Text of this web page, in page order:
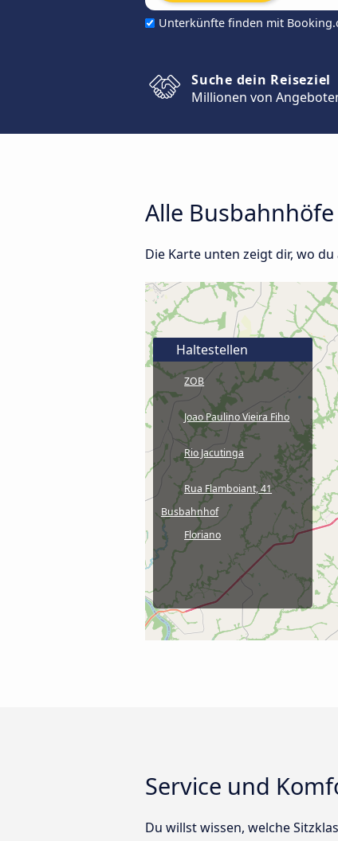
Unterkünfte finden mit
Suche dein Reiseziel
Millionen von
Alle
Die Karte unten zeigt dir, wo
Haltestellen
ZOB
Joao Paulino Vieira Fiho
Rio Jacutinga
Rua Flamboiant, 41
Busbahnhof
Floriano
Service und
Du willst wissen, welche